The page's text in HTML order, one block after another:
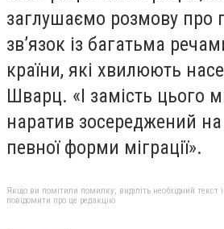
заглушаємо розмову про
зв’язок із багатьма
країни, які хвилюють
Шварц. «І замість цього
наратив зосереджений на
певної форми міграції».
Якщо ви помітили помилку, виділіть необхідний текст
повідомити про це редакцію